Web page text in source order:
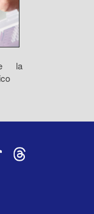
la